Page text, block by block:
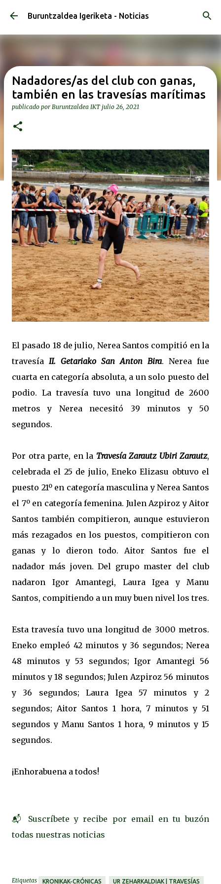
Ir al contenido principal
Buruntzaldea Igeriketa - Noticias
Nadadores/as del club con ganas,
también en las travesías marítimas
publicado por Buruntzaldea IKT julio 26, 2021
El pasado 18 de julio, Nerea Santos compitió en la
travesía II. Getariako San Anton Bira. Nerea fue
cuarta en categoría absoluta, a un solo puesto del
podio. La travesía tuvo una longitud de 2600
metros y Nerea necesitó 39 minutos y 50
segundos.
Por otra parte, en la Travesía Zarautz Ubiri Zarautz,
celebrada el 25 de julio, Eneko Elizasu obtuvo el
puesto 21º en categoría masculina y Nerea Santos
el 7º en categoría femenina. Julen Azpiroz y Aitor
Santos también compitieron, aunque estuvieron
más rezagados en los puestos, compitieron con
ganas y lo dieron todo. Aitor Santos fue el
nadador más joven. Del grupo master del club
nadaron Igor Amantegi, Laura Igea y Manu
Santos, compitiendo a un muy buen nivel los tres.
Esta travesía tuvo una longitud de 3000 metros.
Eneko empleó 42 minutos y 36 segundos; Nerea
48 minutos y 53 segundos; Igor Amantegi 56
minutos y 18 segundos; Julen Azpiroz 56 minutos
y 36 segundos; Laura Igea 57 minutos y 2
segundos; Aitor Santos 1 hora, 7 minutos y 51
segundos y Manu Santos 1 hora, 9 minutos y 15
segundos.
¡Enhorabuena a todos!
📬 Suscríbete y recibe por email en tu buzón
todas nuestras noticias
Etiquetas KRONIKAK-CRÓNICAS UR ZEHARKALDIAK | TRAVESÍAS